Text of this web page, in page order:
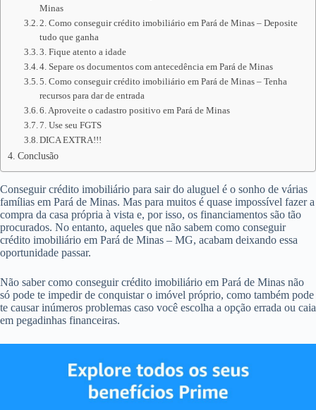
Minas
2. Como conseguir crédito imobiliário em Pará de Minas – Deposite
tudo que ganha
3. Fique atento a idade
4. Separe os documentos com antecedência em Pará de Minas
5. Como conseguir crédito imobiliário em Pará de Minas – Tenha
recursos para dar de entrada
6. Aproveite o cadastro positivo em Pará de Minas
7. Use seu FGTS
DICA EXTRA!!!
Conclusão
Conseguir crédito imobiliário para sair do aluguel é o sonho de várias
famílias em Pará de Minas. Mas para muitos é quase impossível fazer a
compra da casa própria à vista e, por isso, os financiamentos são tão
procurados. No entanto, aqueles que não sabem como conseguir
crédito imobiliário em Pará de Minas – MG, acabam deixando essa
oportunidade passar.
Não saber como conseguir crédito imobiliário em Pará de Minas não
só pode te impedir de conquistar o imóvel próprio, como também pode
te causar inúmeros problemas caso você escolha a opção errada ou caia
em pegadinhas financeiras.